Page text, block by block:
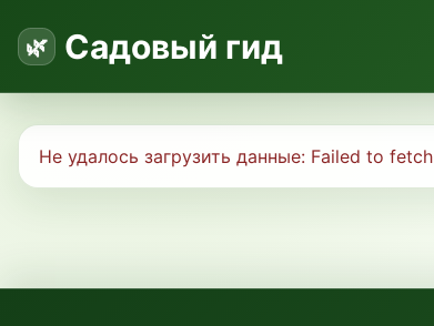
Садовый гид
Не удалось загрузить данные: Failed to fetch